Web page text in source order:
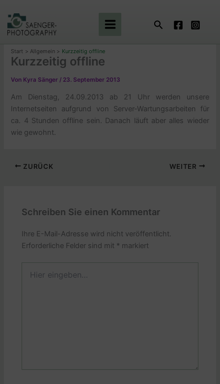
Inhalt
springen
Suchen
Start Allgemein Kurzzeitig offline
Kurzzeitig offline
Von Kyra Sänger / 23. September 2013
Am Dienstag, 24.09.2013 ab 21 Uhr werden unsere
Internetseiten aufgrund von Server-Wartungsarbeiten für
ca. 4 Stunden offline sein. Danach läuft aber alles wieder
wie gewohnt.
ZURÜCK WEITER
Schreiben Sie einen Kommentar
Ihre E-Mail-Adresse wird nicht veröffentlicht.
Erforderliche Felder sind mit * markiert
eingeben…